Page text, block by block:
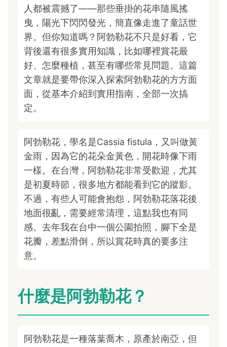
人都被震撼了——那些垂掛的花串隨風搖
曳，陽光下閃閃發光，簡直像走進了童話世
界。但你知道嗎？阿勃勒花不只是好看，它
背後還有很多實用知識，比如哪裡賞花最
好、怎麼種植，甚至有哪些常見問題。這篇
文章就是要帶你深入探索阿勃勒花的方方面
面，從基本介紹到實用指南，全部一次搞
定。
阿勃勒花，學名是Cassia fistula，又叫做黃
金雨，因為它的花朵金黃色，開花時像下雨
一樣。在台灣，阿勃勒花非常受歡迎，尤其
是初夏時節，很多地方都能看到它的蹤影。
不過，有些人可能會抱怨，阿勃勒花落花後
地面很亂，需要經常清理，這點我也有同
感。去年我在台中一個公園拍照，腳下全是
花瓣，差點滑倒，所以賞花時真的要多注
意。
什麼是阿勃勒花？
阿勃勒花是一種落葉喬木，原產於南亞，但